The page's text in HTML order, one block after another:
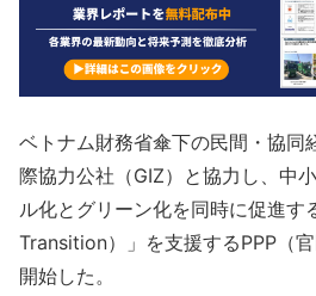
ベトナム財務省傘下の民間・協同
際協力公社（GIZ）と協力し、中
ル化とグリーン化を同時に促進す
Transition）」を支援するPPP（
開始した。